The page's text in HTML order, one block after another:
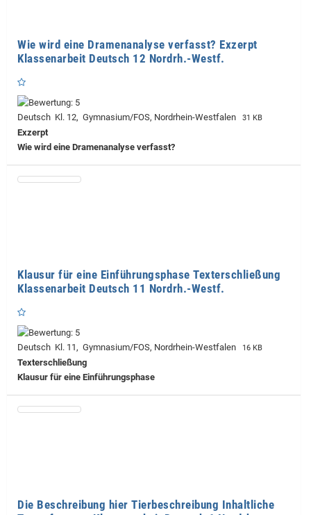
Wie wird eine Dramenanalyse verfasst? Exzerpt
Klassenarbeit Deutsch 12 Nordrh.-Westf.
Deutsch Kl. 12, Gymnasium/FOS, Nordrhein-Westfalen 31 KB
Exzerpt
Wie wird eine Dramenanalyse verfasst?
Klausur für eine Einführungsphase Texterschließung
Klassenarbeit Deutsch 11 Nordrh.-Westf.
Deutsch Kl. 11, Gymnasium/FOS, Nordrhein-Westfalen 16 KB
Texterschließung
Klausur für eine Einführungsphase
Die Beschreibung hier Tierbeschreibung Inhaltliche